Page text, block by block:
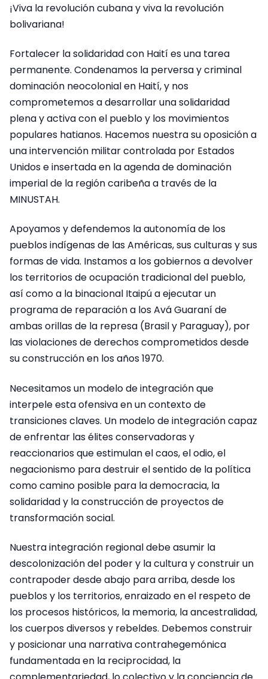
¡Viva la revolución cubana y viva la revolución
bolivariana!
Fortalecer la solidaridad con Haití es una tarea
permanente. Condenamos la perversa y criminal
dominación neocolonial en Haití, y nos
comprometemos a desarrollar una solidaridad
plena y activa con el pueblo y los movimientos
populares hatianos. Hacemos nuestra su oposición a
una intervención militar controlada por Estados
Unidos e insertada en la agenda de dominación
imperial de la región caribeña a través de la
MINUSTAH.
Apoyamos y defendemos la autonomía de los
pueblos indígenas de las Américas, sus culturas y sus
formas de vida. Instamos a los gobiernos a devolver
los territorios de ocupación tradicional del pueblo,
así como a la binacional Itaipú a ejecutar un
programa de reparación a los Avá Guaraní de
ambas orillas de la represa (Brasil y Paraguay), por
las violaciones de derechos comprometidos desde
su construcción en los años 1970.
Necesitamos un modelo de integración que
interpele esta ofensiva en un contexto de
transiciones claves. Un modelo de integración capaz
de enfrentar las élites conservadoras y
reaccionarios que estimulan el caos, el odio, el
negacionismo para destruir el sentido de la política
como camino posible para la democracia, la
solidaridad y la construcción de proyectos de
transformación social.
Nuestra integración regional debe asumir la
descolonización del poder y la cultura y construir un
contrapoder desde abajo para arriba, desde los
pueblos y los territorios, enraizado en el respeto de
los procesos históricos, la memoria, la ancestralidad,
los cuerpos diversos y rebeldes. Debemos construir
y posicionar una narrativa contrahegemónica
fundamentada en la reciprocidad, la